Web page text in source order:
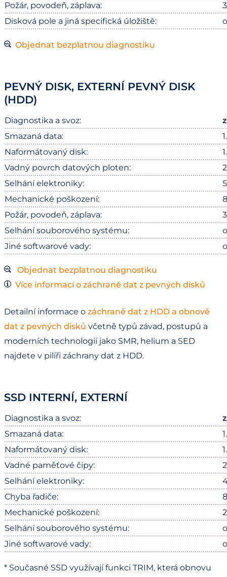
Požár, povodeň, záplava:
Disková pole a jiná specifická úložiště:
Objednat bezplatnou diagnostiku
PEVNÝ DISK, EXTERNÍ PEVNÝ DISK
(HDD)
Diagnostika a svoz:
Smazaná data:
Naformátovaný disk:
Vadný povrch datových ploten:
Selhání elektroniky:
Mechanické poškození:
Požár, povodeň, záplava:
Selhání souborového systému:
Jiné softwarové vady:
Objednat bezplatnou diagnostiku
Více informací o záchraně dat z pevných disků
Detailní informace o záchraně dat z HDD a obnově
dat z pevných disků včetně typů závad, postupů a
moderních technologií jako SMR, helium a SED
najdete v pilíři záchrany dat z HDD.
SSD INTERNÍ, EXTERNÍ
Diagnostika a svoz:
Smazaná data:
Naformátovaný disk:
Vadné paměťové čipy:
Selhání elektroniky:
Chyba řadiče:
Mechanické poškození:
Selhání souborového systému:
Jiné softwarové vady:
* Současné SSD využívají funkci TRIM, která obnovu